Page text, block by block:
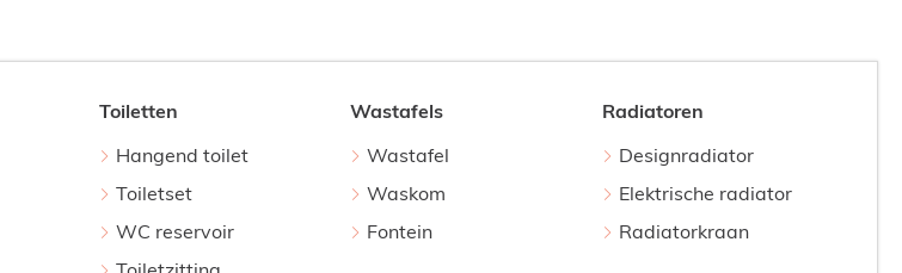
Toiletten
Hangend toilet
Toiletset
WC reservoir
Wastafels
Wastafel
Waskom
Fontein
Radiatoren
Designradiator
Elektrische radiator
Radiatorkraan